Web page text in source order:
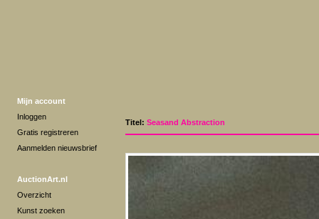
Mijn account
Inloggen
Gratis registreren
Aanmelden nieuwsbrief
AuctionArt.nl
Overzicht
Kunst zoeken
Titel: Seasand Abstraction